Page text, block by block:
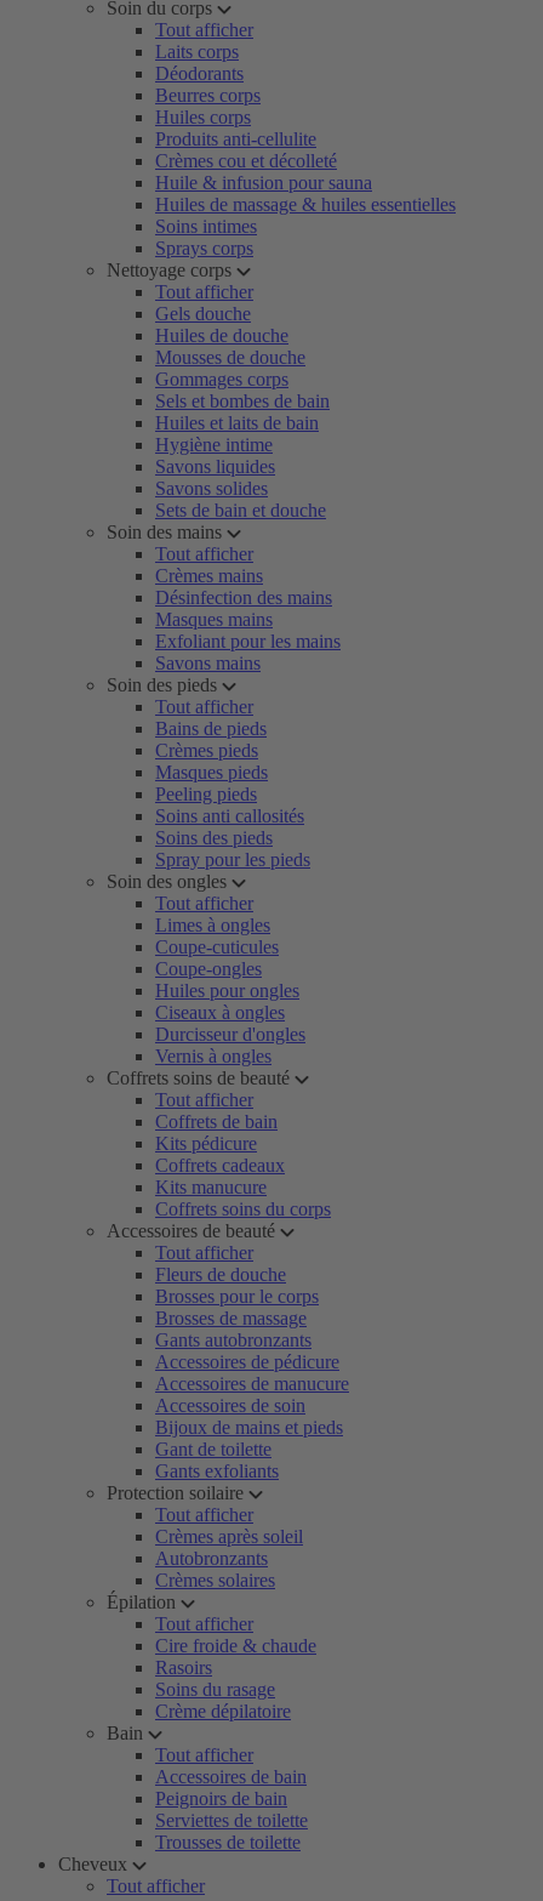
Soin du corps
Tout afficher
Laits corps
Déodorants
Beurres corps
Huiles corps
Produits anti-cellulite
Crèmes cou et décolleté
Huile & infusion pour sauna
Huiles de massage & huiles essentielles
Soins intimes
Sprays corps
Nettoyage corps
Tout afficher
Gels douche
Huiles de douche
Mousses de douche
Gommages corps
Sels et bombes de bain
Huiles et laits de bain
Hygiène intime
Savons liquides
Savons solides
Sets de bain et douche
Soin des mains
Tout afficher
Crèmes mains
Désinfection des mains
Masques mains
Exfoliant pour les mains
Savons mains
Soin des pieds
Tout afficher
Bains de pieds
Crèmes pieds
Masques pieds
Peeling pieds
Soins anti callosités
Soins des pieds
Spray pour les pieds
Soin des ongles
Tout afficher
Limes à ongles
Coupe-cuticules
Coupe-ongles
Huiles pour ongles
Ciseaux à ongles
Durcisseur d'ongles
Vernis à ongles
Coffrets soins de beauté
Tout afficher
Coffrets de bain
Kits pédicure
Coffrets cadeaux
Kits manucure
Coffrets soins du corps
Accessoires de beauté
Tout afficher
Fleurs de douche
Brosses pour le corps
Brosses de massage
Gants autobronzants
Accessoires de pédicure
Accessoires de manucure
Accessoires de soin
Bijoux de mains et pieds
Gant de toilette
Gants exfoliants
Protection soilaire
Tout afficher
Crèmes après soleil
Autobronzants
Crèmes solaires
Épilation
Tout afficher
Cire froide & chaude
Rasoirs
Soins du rasage
Crème dépilatoire
Bain
Tout afficher
Accessoires de bain
Peignoirs de bain
Serviettes de toilette
Trousses de toilette
Cheveux
Tout afficher